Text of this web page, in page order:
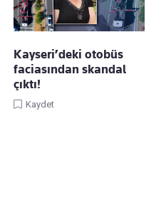
Kayseri’deki otobüs
faciasından skandal
çıktı!
Kaydet